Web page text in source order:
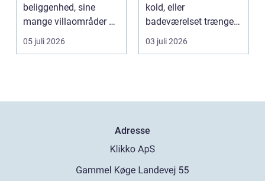
beliggenhed, sine
mange villaområder og
en bland...
05 juli 2026
kold, eller
badeværelset trænger
til en gennemgribende
renoveri...
03 juli 2026
Adresse